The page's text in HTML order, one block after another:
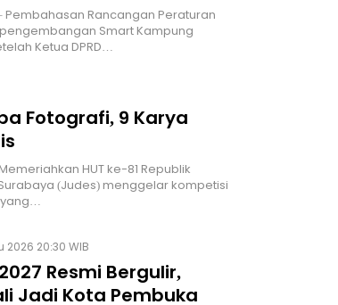
– Pembahasan Rancangan Peraturan
Smart Kampung
Ketua DPRD…
Fotografi, 9 Karya
Memeriahkan HUT ke-81 Republik
(Judes) menggelar kompetisi
2026 20:30 WIB
Resmi Bergulir,
Jadi Kota Pembuka